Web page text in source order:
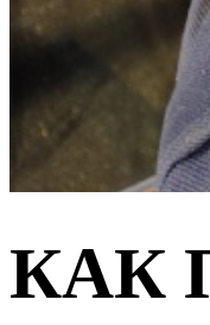
КАК